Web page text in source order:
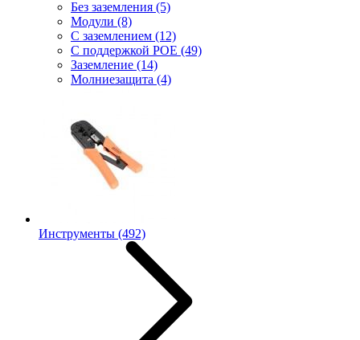
Без заземления (5)
Модули (8)
С заземлением (12)
С поддержкой POE (49)
Заземление (14)
Молниезащита (4)
Инструменты (492)